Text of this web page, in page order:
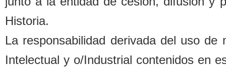
Historia.
La responsabilidad derivada del uso de
Intelectual y o/Industrial contenidos en